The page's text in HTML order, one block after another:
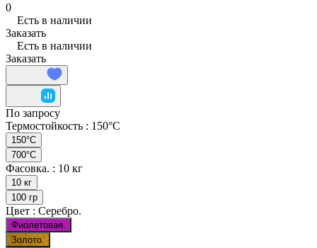
0
Есть в наличии
Заказать
Есть в наличии
Заказать
По запросу
Термостойкость : 150°C
150°C
700°C
Фасовка. : 10 кг
10 кг
100 гр
Цвет : Серебро.
Фиолетовая.
Золото.